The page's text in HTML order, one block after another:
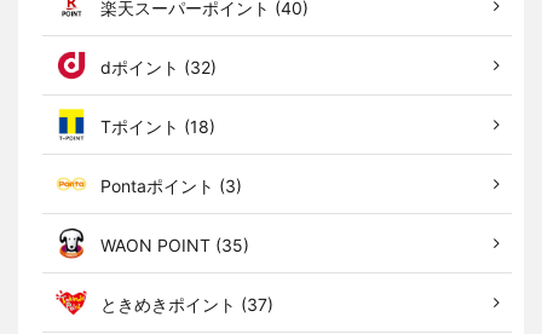
楽天スーパーポイント (40)
dポイント (32)
Tポイント (18)
Pontaポイント (3)
WAON POINT (35)
ときめきポイント (37)